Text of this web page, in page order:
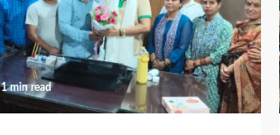
1 min read